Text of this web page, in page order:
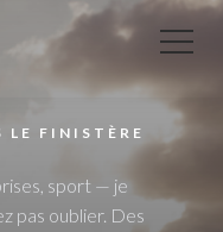
LE FINISTÈRE
sport — je
pas oublier. Des